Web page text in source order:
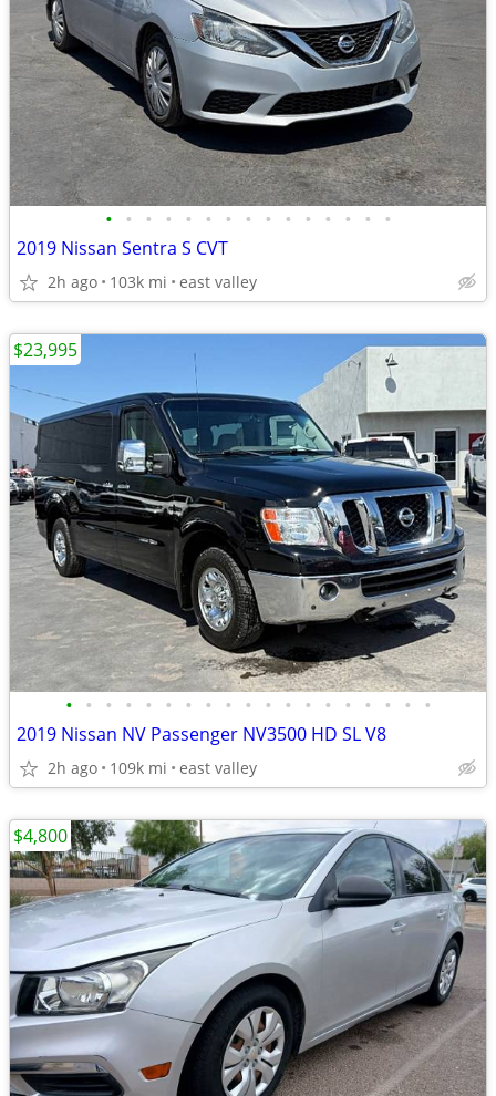
• • • • • • • • • • • • • • •
2019 Nissan Sentra S CVT
2h ago 103k mi east valley
• • • • • • • • • • • • • • • • • • •
2019 Nissan NV Passenger NV3500 HD SL V8
2h ago 109k mi east valley
$23,995
$4,800